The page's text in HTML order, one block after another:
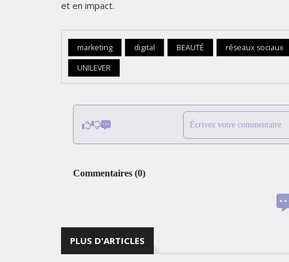
et en impact.
marketing digital BEAUTÉ réseaux sociaux
UNILEVER
Écrivez votre commentaire
Commentaires (0)
PLUS D'ARTICLES